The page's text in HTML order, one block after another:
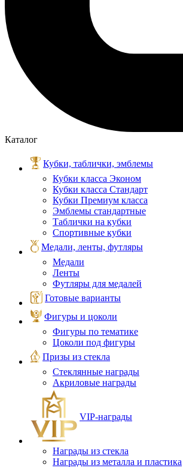
Каталог
Кубки, таблички, эмблемы
Кубки класса Эконом
Кубки класса Стандарт
Кубки Премиум класса
Эмблемы стандартные
Таблички на кубки
Спортивные кубки
Медали, ленты, футляры
Медали
Ленты
Футляры для медалей
Готовые варианты
Фигуры и цоколи
Фигуры по тематике
Цоколи под фигуры
Призы из стекла
Стеклянные награды
Акриловые награды
VIP‑награды
Награды из стекла
Награды из металла и пластика